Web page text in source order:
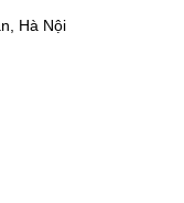
Hà Nội